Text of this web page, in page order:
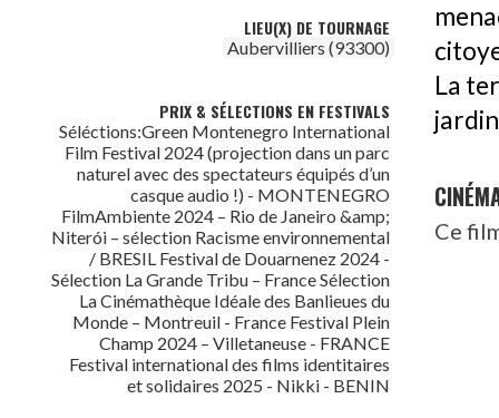
LIEU(X) DE TOURNAGE
Aubervilliers (93300)
PRIX & SÉLECTIONS EN FESTIVALS
Séléctions:Green Montenegro International
Film Festival 2024 (projection dans un parc
naturel avec des spectateurs équipés d’un
casque audio !) - MONTENEGRO
FilmAmbiente 2024 – Rio de Janeiro &amp;
Niterói – sélection Racisme environnemental
/ BRESIL Festival de Douarnenez 2024 -
Sélection La Grande Tribu – France Sélection
La Cinémathèque Idéale des Banlieues du
Monde – Montreuil - France Festival Plein
Champ 2024 – Villetaneuse - FRANCE
Festival international des films identitaires
et solidaires 2025 - Nikki - BENIN
La
Ce